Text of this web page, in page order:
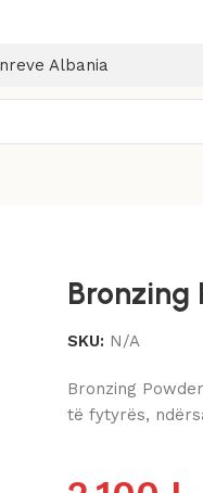
Albania
Bronzing
SKU: N/A
Bronzing
të fytyrës,